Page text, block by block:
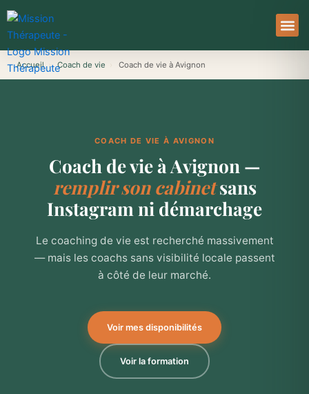
Aller
au
contenu
Accueil › Coach de vie Coach de vie à Avignon
COACH DE VIE À AVIGNON
Coach de vie à Avignon —
remplir son cabinetsans
Instagram ni démarchage
Le coaching de vie est recherché massivement
— mais les coachs sans visibilité locale passent
à côté de leur marché.
Voir mes disponibilités
Voir la formation